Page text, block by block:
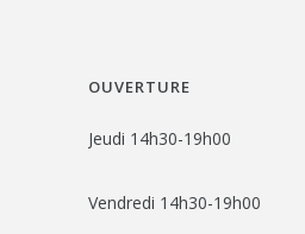
OUVERTURE
Jeudi 14h30-19h00
Vendredi 14h30-19h00